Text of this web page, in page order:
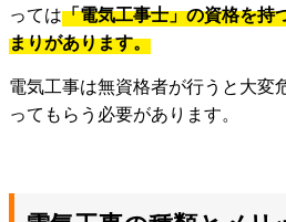
っては「電気工事士」の資格を持
まりがあります。
電気工事は無資格者が行うと大変
ってもらう必要があります。